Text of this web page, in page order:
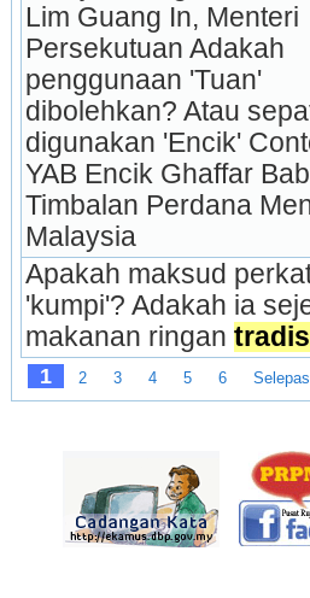
Lim Guang In, Menteri
Persekutuan Adakah
penggunaan 'Tuan'
dibolehkan? Atau
digunakan 'Encik'
YAB Encik Ghaffar
Timbalan Perdana
Malaysia
Apakah maksud
'kumpi'? Adakah ia
makanan ringan
1 2 3 4 5 6